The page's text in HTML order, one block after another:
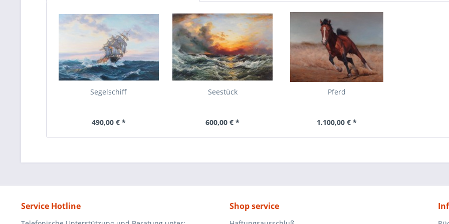
Segelschiff
490,00 € *
Seestück
600,00 € *
Pferd
1.100,00 € *
Service Hotline Shop service